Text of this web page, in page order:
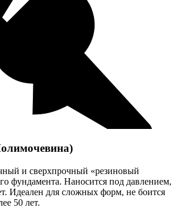
и сверхпрочный «резиновый
фундамента. Наносится под давлением,
Идеален для сложных форм, не боится
50 лет.